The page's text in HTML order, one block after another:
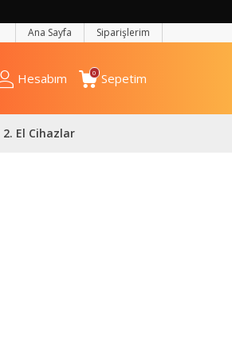
Ana Sayfa Siparişlerim
Hesabım 0 Sepetim
2. El Cihazlar